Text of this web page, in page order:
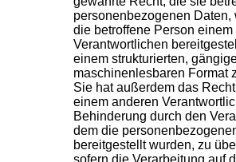
personenbezogenen Daten,
die betroffene Person einem
Verantwortlichen
einem strukturierten,
maschinenlesbaren Format
Sie hat außerdem das
einem anderen
Behinderung durch den
dem die
bereitgestellt wurden, zu
sofern die Verarbeitung auf